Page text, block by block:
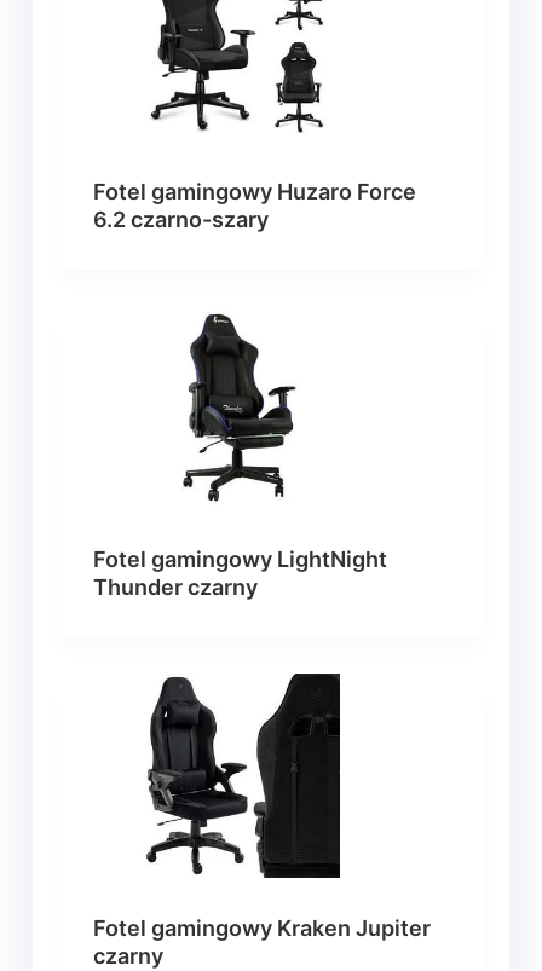
Fotel gamingowy Huzaro Force
6.2 czarno-szary
Fotel gamingowy LightNight
Thunder czarny
Fotel gamingowy Kraken Jupiter
czarny